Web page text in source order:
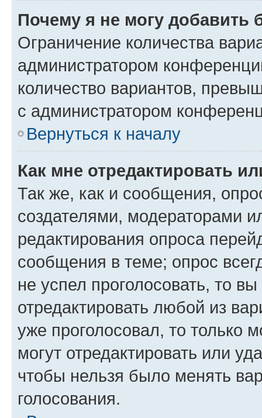
Почему я не могу добавить
Ограничение количества
администратором
количество вариантов,
с администратором
Вернуться к началу
Как мне отредактировать
Так же, как и сообщения,
создателями, модераторами
редактирования опроса
сообщения в теме; опрос
не успел проголосовать, то
отредактировать любой из
уже проголосовал, то только
могут отредактировать или
чтобы нельзя было менять
голосования.